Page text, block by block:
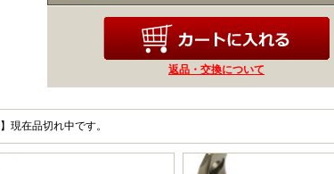
返品・交換について
現在品切れ中です。